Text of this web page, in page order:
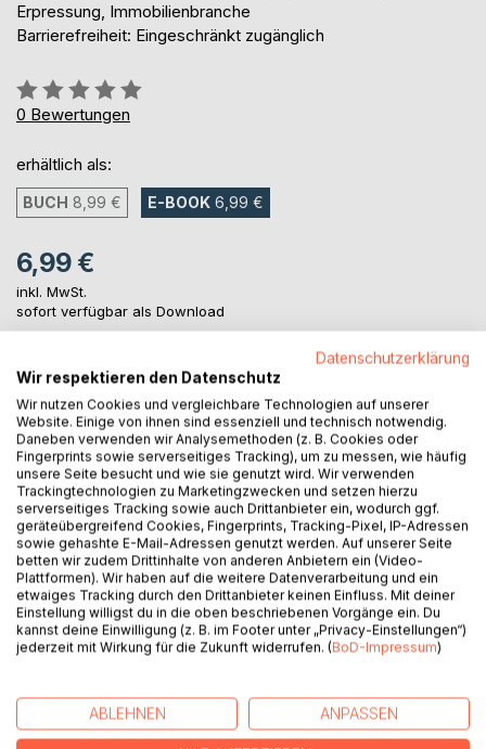
Erpressung, Immobilienbranche
Barrierefreiheit: Eingeschränkt zugänglich
Bewertung::
0%
0 Bewertungen
erhältlich als:
BUCH 8,99 € E-BOOK 6,99 €
6,99 €
inkl. MwSt.
sofort verfügbar als Download
IN DEN WARENKORB
Auf die Merkliste
Titel bewerten
BESCHREIBUNG
An einem nebligen Morgen nach dem Lichterfahrtfest in
Gronau wird am Dreiländersee die Leiche einer jungen Frau
Datenschutzerklärung
Wir respektieren den Datenschutz
Wir nutzen Cookies und vergleichbare Technologien auf unserer
Website. Einige von ihnen sind essenziell und technisch notwendig.
Daneben verwenden wir Analysemethoden (z. B. Cookies oder
Fingerprints sowie serverseitiges Tracking), um zu messen, wie häufig
unsere Seite besucht und wie sie genutzt wird. Wir verwenden
Trackingtechnologien zu Marketingzwecken und setzen hierzu
serverseitiges Tracking sowie auch Drittanbieter ein, wodurch ggf.
geräteübergreifend Cookies, Fingerprints, Tracking-Pixel, IP-Adressen
sowie gehashte E-Mail-Adressen genutzt werden. Auf unserer Seite
betten wir zudem Drittinhalte von anderen Anbietern ein (Video-
Plattformen). Wir haben auf die weitere Datenverarbeitung und ein
etwaiges Tracking durch den Drittanbieter keinen Einfluss. Mit deiner
Einstellung willigst du in die oben beschriebenen Vorgänge ein. Du
kannst deine Einwilligung (z. B. im Footer unter „Privacy-Einstellungen“)
jederzeit mit Wirkung für die Zukunft widerrufen. (BoD-Impressum)
ABLEHNEN ANPASSEN